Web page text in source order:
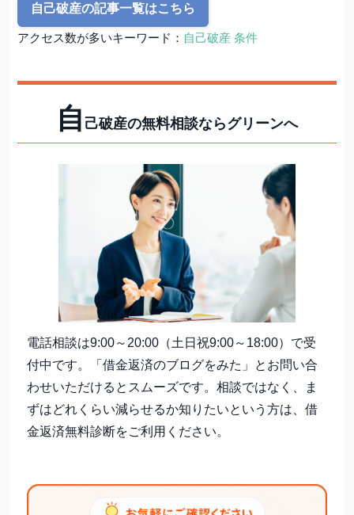
自己破産の記事一覧はこちら
アクセス数が多いキーワード： 自己破産 条件
自 己破産の無料相談ならグリーンへ
電話相談は9:00～20:00（土日祝9:00～18:00）で受
付中です。「借金返済のブログをみた」とお問い合
わせいただけるとスムーズです。相談ではなく、ま
ずはどれくらい減らせるか知りたいという方は、借
金返済無料診断をご利用ください。